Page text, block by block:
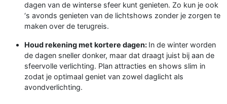
dagen van de winterse sfeer kunt genieten. Zo kun je ook
‘s avonds genieten van de lichtshows zonder je zorgen te
maken over de terugreis.
Houd rekening met kortere dagen: In de winter worden
de dagen sneller donker, maar dat draagt juist bij aan de
sfeervolle verlichting. Plan attracties en shows slim in
zodat je optimaal geniet van zowel daglicht als
avondverlichting.